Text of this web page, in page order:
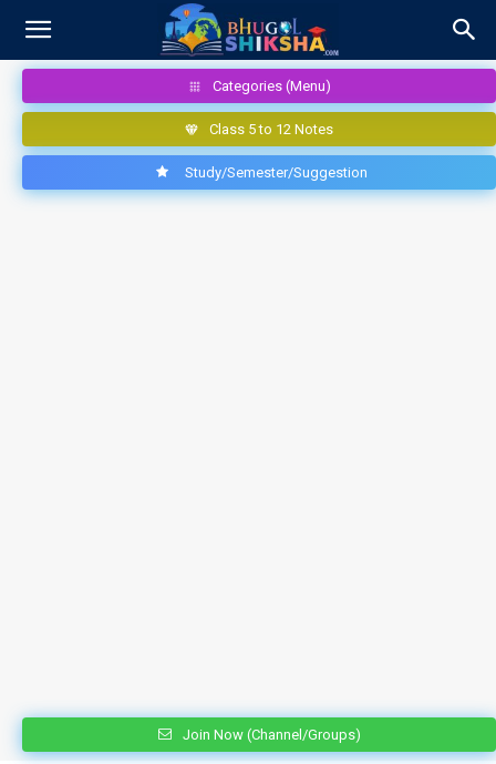
Categories (Menu)
Class 5 to 12 Notes
Study/Semester/Suggestion
Join Now (Channel/Groups)